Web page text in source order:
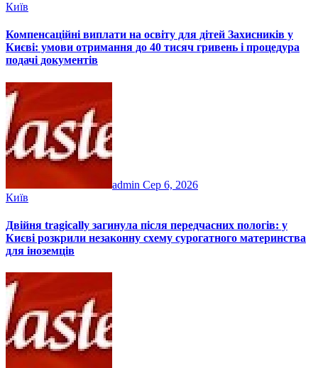
Київ
Компенсаційні виплати на освіту для дітей Захисників у
Києві: умови отримання до 40 тисяч гривень і процедура
подачі документів
admin Сер 6, 2026
Київ
Двійня tragically загинула після передчасних пологів: у
Києві розкрили незаконну схему сурогатного материнства
для іноземців